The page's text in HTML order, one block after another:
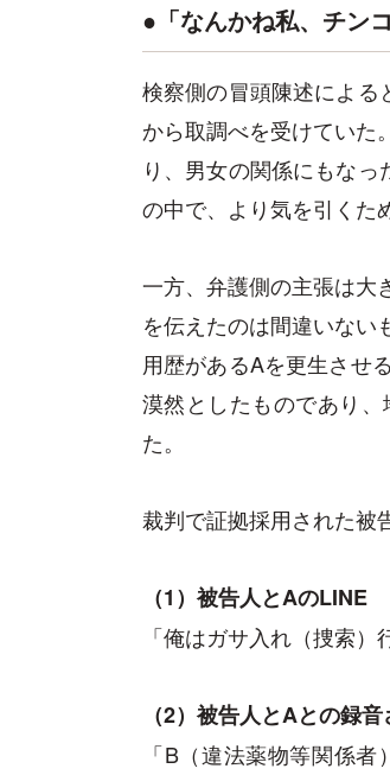
●「なんかね私、チン
検察側の冒頭陳述による
から取調べを受けていた
り、男女の関係にもな
の中で、より気を引くた
一方、弁護側の主張は大
を伝えたのは間違いない
用歴があるAを更生させ
漠然としたものであり
た。
裁判で証拠採用された被
（1）被告人とAのLINE
「俺はガサ入れ（捜索
（2）被告人とAとの録
「B（違法薬物等関係